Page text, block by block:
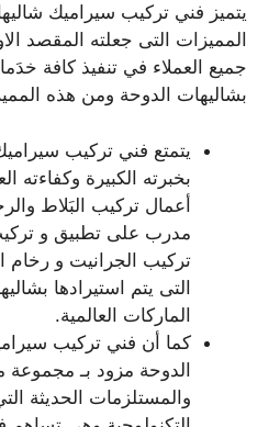
يتميز فني تركيب سيراميك
المميزات التى جعلته المقصد
جميع العملاء في تنفيذ كافة
بشاليهات الدوحة ومن هذه
يتمتع فني تركيب
بخبرته الكبيرة وكفاءته
أعمال تركيب البَلاط
مدرب على تطبيق و
تركيب الجرانيت و رخام
التى يتم استيرادها
الماركات العالمية.
كما أن فني تركيب
الدوحة مزود بـ مجموعة
والمستلزمات الحديثة